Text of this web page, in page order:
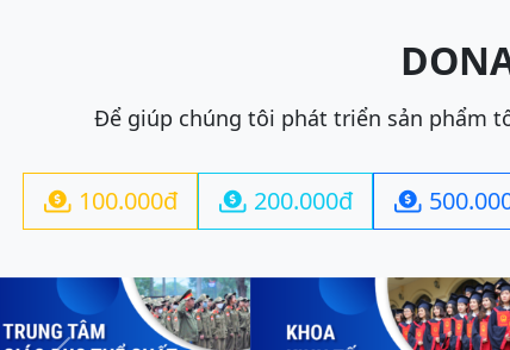
Để giúp chúng tôi phát triển sản phẩm
 100.000đ  200.000đ 